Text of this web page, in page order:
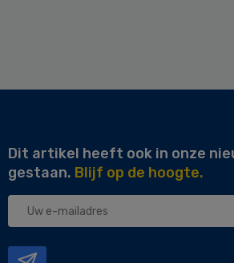
Dit artikel heeft ook in onze
gestaan. Blijf op de hoogte.
Uw